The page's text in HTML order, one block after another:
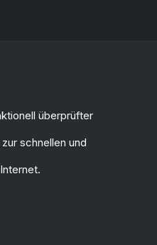
überprüfter
schnellen und